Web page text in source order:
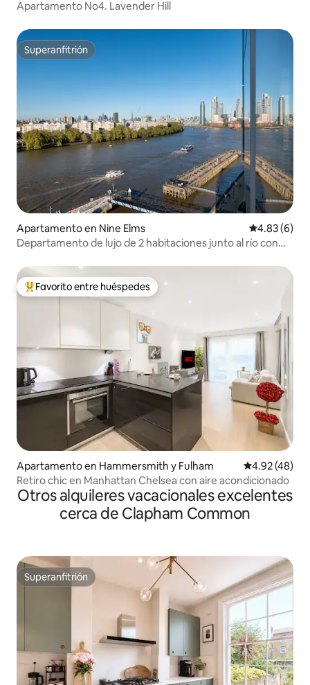
Apartamento No4. Lavender Hill
Superanfitrión
Superanfitrión
Apartamento en Nine Elms Calificación
4.83 (6)
Departamento de lujo de 2 habitaciones junto al río con
Favorito entre huéspedes preferido
Favorito entre huéspedes
Apartamento en Hammersmith y Fulham Calificación
4.92 (48)
Retiro chic en Manhattan Chelsea con aire acondicionado
Otros alquileres vacacionales excelentes
cerca de Clapham Common
Superanfitrión
Superanfitrión